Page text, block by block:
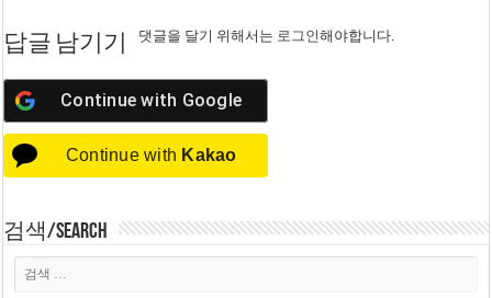
답글 남기기 댓글을 달기 위해서는 로그인해야합니다.
Continue with Google
Continue with Kakao
검색/Search